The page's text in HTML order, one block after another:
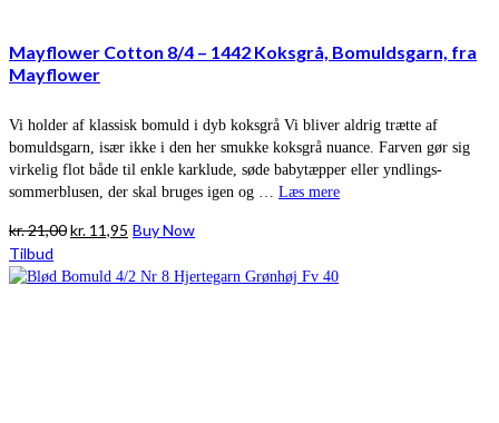
Mayflower Cotton 8/4 – 1442 Koksgrå, Bomuldsgarn, fra
Mayflower
Vi holder af klassisk bomuld i dyb koksgrå Vi bliver aldrig trætte af
bomuldsgarn, især ikke i den her smukke koksgrå nuance. Farven gør sig
virkelig flot både til enkle karklude, søde babytæpper eller yndlings-
sommerblusen, der skal bruges igen og … Læs mere
kr.21,00Den
pris
kr. 11,95 Den
pris
Buy Now
Tilbud